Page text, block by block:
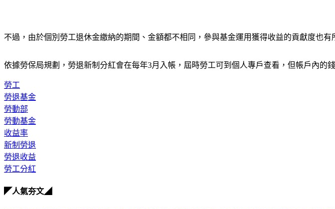
不過，由於個別勞工退休金繳納的期間、金額都不相同，參與基金運用獲得收益的貢獻度也
依據勞保局規劃，勞退新制分紅會在每年3月入帳，屆時勞工可到個人專戶查看，但帳戶內的
勞工
勞退基金
勞動部
勞動基金
收益率
新制勞退
勞退收益
勞工分紅
◤人氣夯文◢